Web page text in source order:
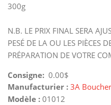
300g
N.B. LE PRIX FINAL SERA
PESÉ DE LA OU LES PIÈCES
PRÉPARATION DE VOTRE
Consigne: 0.00$
Manufacturier : 3A
Modèle : 01012